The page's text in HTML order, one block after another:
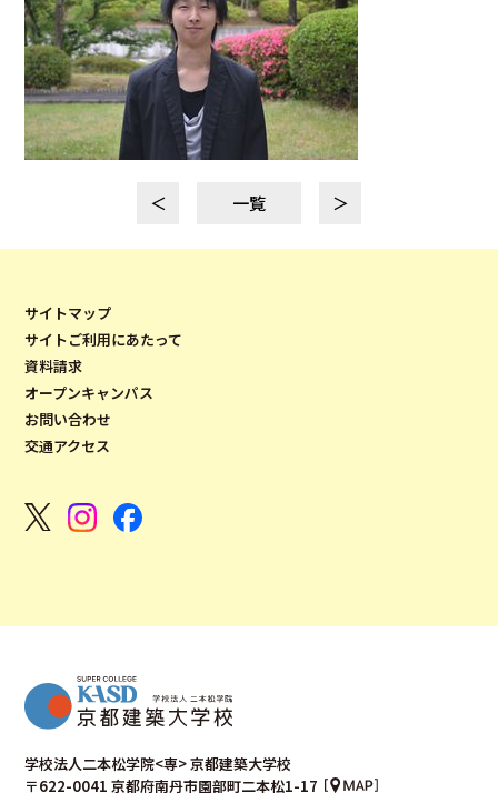
＜ 一覧 ＞
サイトマップ
サイトご利用にあたって
資料請求
オープンキャンパス
お問い合わせ
交通アクセス
学校法人二本松学院<専> 京都建築大学校
〒622-0041 京都府南丹市園部町二本松1-17